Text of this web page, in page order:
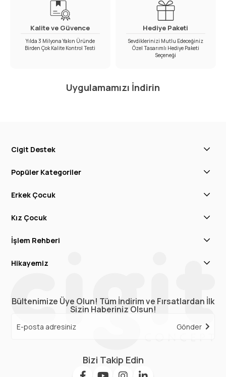
Kalite ve Güvence
Yılda 3 Milyona Yakın Üründe
Birden Çok Kalite Kontrol Testi
Hediye Paketi
Sevdiklerinizi Mutlu Edeceğiniz
Özel Tasarımlı Hediye Paketi
Seçeneği
Uygulamamızı İndirin
Cigit Destek
Popüler Kategoriler
Erkek Çocuk
Kız Çocuk
İşlem Rehberi
Hikayemiz
Bültenimize Üye Olun! Tüm İndirim ve Fırsatlardan İlk
Sizin Haberiniz Olsun!
Gönder
Bizi Takip Edin